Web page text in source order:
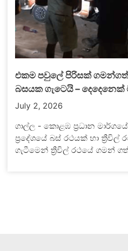
එකම පවුලේ පිරිසක් ගමන්ගත්
බසයක ගැටෙයි –
July 2, 2026
ගාල්ල - කොළඹ ප්‍රධාන
ප්‍රදේශයේ බස් රථයක් හා
ගැටීමෙන් ත්‍රීවිල් රථයේ ගමන්